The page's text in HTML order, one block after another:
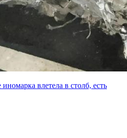
влетела в столб, есть